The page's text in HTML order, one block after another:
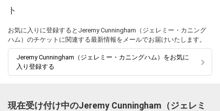
ト
お気に入りに登録するとJeremy Cunningham（ジェレミー・カニング
ハム）のチケットに関連する最新情報をメールでお届けいたします。
Jeremy Cunningham（ジェレミー・カニングハム）をお気に
入り登録する
現在受け付け中のJeremy Cunningham（ジェレミ